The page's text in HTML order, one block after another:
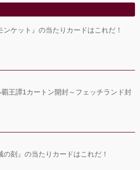
ンケット』の当たりカードはこれだ！
覇王譚1カートン開封～フェッチランド封
の刻』の当たりカードはこれだ！